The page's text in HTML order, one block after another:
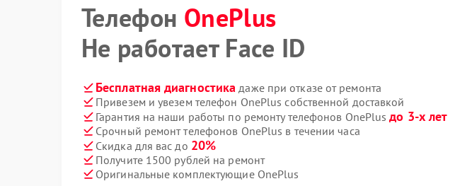
Телефон OnePlus
Не работает Face ID
Бесплатная диагностика даже при отказе от ремонта
Привезем и увезем телефон OnePlus собственной доставкой
Гарантия на наши работы по ремонту телефонов OnePlusдо 3-х лет
Срочный ремонт телефонов OnePlus в течении часа
Скидка для вас до 20%
Получите 1500 рублей на ремонт
Оригинальные комплектующие OnePlus